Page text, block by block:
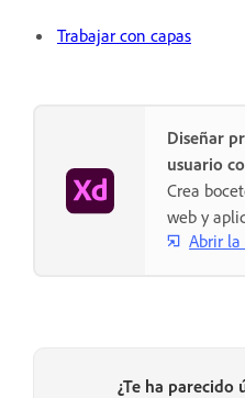
Trabajar con capas
Diseñar
usuario
Crea
web y
Abrir
¿Te ha parecido